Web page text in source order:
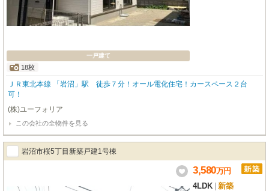
一戸建て
18枚
ＪＲ東北本線 「岩沼」駅 徒歩７分！オール電化住宅！カースペース２台
可！
(株)ユーフォリア
この会社の全物件を見る
岩沼市桜5丁目新築戸建1号棟
3,580万円
4LDK 新築